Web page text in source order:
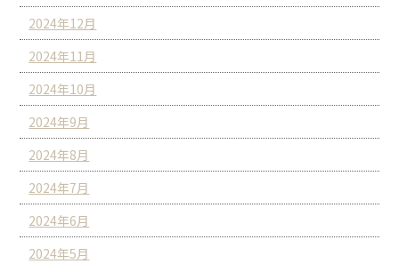
2024年12月
2024年11月
2024年10月
2024年9月
2024年8月
2024年7月
2024年6月
2024年5月